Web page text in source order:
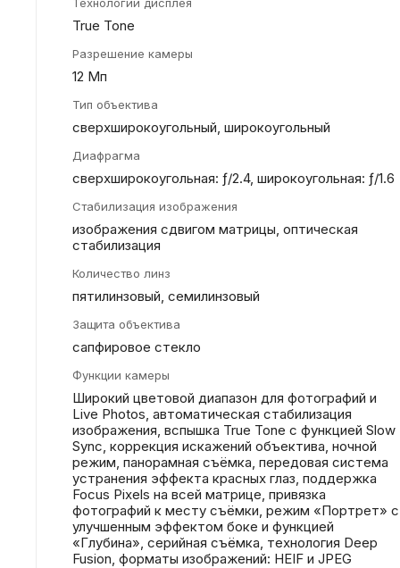
True Tone
Разрешение камеры
12 Мп
Тип объектива
сверхширокоугольный, широкоугольный
Диафрагма
сверхшироко­угольная: ƒ/2.4, широкоугольная: ƒ/1.6
Стабилизация изображения
изображения сдвигом матрицы, оптическая
стабилизация
Количество линз
пятилинзовый, семилинзовый
Защита объектива
сапфировое стекло
Функции камеры
Широкий цветовой диапазон для фотографий и
Live Photos, автоматическая стабилизация
изображения, вспышка True Tone с функцией Slow
Sync, коррекция искажений объектива, ночной
режим, панорамная съёмка, передовая система
устранения эффекта красных глаз, поддержка
Focus Pixels на всей матрице, привязка
фотографий к месту съёмки, режим «Портрет» с
улучшенным эффектом боке и функцией
«Глубина», серийная съëмка, технология Deep
Fusion, форматы изображений: HEIF и JPEG